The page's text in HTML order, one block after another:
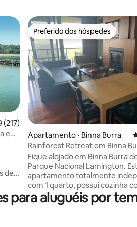
uma avaliação média de 5, 217
(217)
em
Preferido dos hóspedes
Preferido dos hóspedes
Apartamento ⋅ Binna Burra
Rainforest Retreat em Binna
apartamento de 1 cama
Fique alojado em Binna Burra
Parque Nacional Lamington.
apartamento totalmente
com 1 quarto, possui cozinha
lareira, ampla varanda com
churrasqueira e banheira de
para aluguéis por